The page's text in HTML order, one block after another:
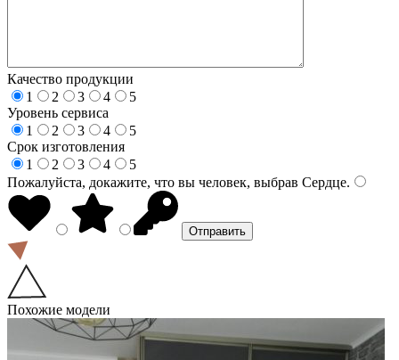
Качество продукции
1
2 3 4
5
Уровень сервиса
1
2 3 4
5
Срок изготовления
1
2 3 4
5
Пожалуйста, докажите, что вы человек, выбрав Сердце.
Похожие модели